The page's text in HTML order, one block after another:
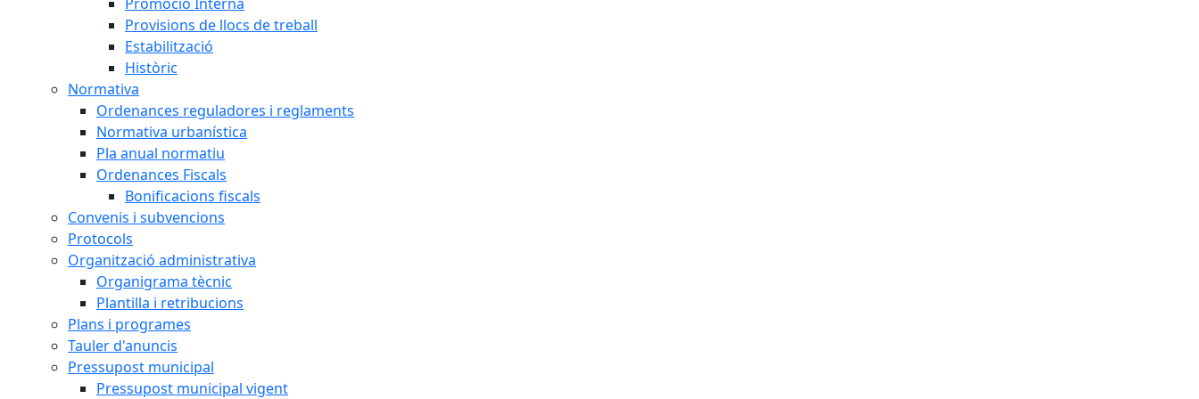
Provisions de llocs de treball
Estabilització
Històric
Normativa
Ordenances reguladores i reglaments
Normativa urbanística
Pla anual normatiu
Ordenances Fiscals
Bonificacions fiscals
Convenis i subvencions
Protocols
Organització administrativa
Organigrama tècnic
Plantilla i retribucions
Plans i programes
Tauler d'anuncis
Pressupost municipal
Pressupost municipal vigent